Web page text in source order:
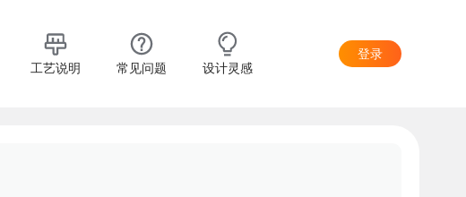
工艺说明 常见问题 设计灵感
登录